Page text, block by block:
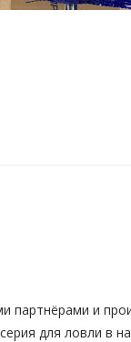
партнёрами и
для ловли в